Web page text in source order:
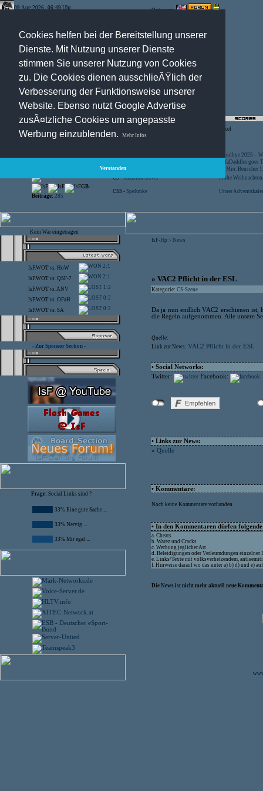
Cookies helfen bei der Bereitstellung unserer
Dienste. Mit Nutzung unserer Dienste
stimmen Sie unserer Nutzung von Cookies
zu. Die Cookies dienen ausschlieÃŸlich der
Verbesserung der Funktionsweise unserer
Website. Ebenso nutzt Google Advertise
zusÃ¤tzliche Cookies um angepasste
Werbung einzublenden.
Mehr Infos
Verstanden
09.Aug.2026 , 06:49 Uhr Optionen:
Artikel
Goodbye 2025 –
SofaDaddler goes
CS -FunYard
40 Mio. Beuscher
CS -Mansion Server
Frohe
GB-
Beiträge: 285
CSS - Spelunke Unser
Kein War eingetragen
IsF.WOT vs. HoW 2:1
IsF.WOT vs. QSF-7 2:1
IsF.WOT vs.ANV 1:2
IsF.WOT vs. OFaH 0:2
IsF.WOT vs. SA 0:2
- Zur Sponsor Section -
Frage: Social Links sind ?
33% Eine gute Sache ...
33% Nervig ...
33% Mir egal ...
IsF-Hp > News
» VAC2 Pflicht in der ESL
Kategorie: CS-Szene
Da ja nun endlich VAC2 erschienen ist,
die Regeln aufgenommen. Alle unsere
Quelle:
Link zur News: VAC2 Pflicht in der ESL
• Social Networks:
Twitter:
Facebook:
• Links zur News:
» Quelle
• Kommentare:
Noch keine Kommentare vorhanden
• In den Kommentaren dürfen
a. Cheats
b. Warez und Cracks
c. Werbung jeglicher Art
d. Beleidigungen oder Verleumdungen einzelner
e. Links/Texte mit volksverhetzendem,
f. Hinweise darauf wo das unter a) b) d) und e)
Die News ist nicht mehr aktuell neue